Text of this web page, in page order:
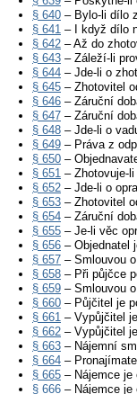
§ 640 – Bylo-li dílo
§ 641 – I když dílo
§ 642 – Až do
§ 643 – Záleží-li
§ 644 – Jde-li o
§ 645 – Zhotovitel
§ 646 – Záruční
§ 647 – Záruční
§ 648 – Jde-li o
§ 649 – Práva z
§ 650 –
§ 651 – Zhotovuje-
§ 652 – Jde-li o
§ 653 – Zhotovitel
§ 654 – Záruční
§ 655 – Je-li věc
§ 656 – Objednatel
§ 657 – Smlouvou
§ 658 – Při půjčce
§ 659 – Smlouvou
§ 660 – Půjčitel je
§ 661 – Vypůjčitel
§ 662 – Vypůjčitel
§ 663 – Nájemní
§ 664 –
§ 665 – Nájemce
§ 666 – Nájemce je